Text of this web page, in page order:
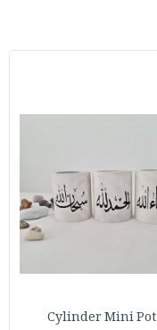
Cylinder Mini Pot